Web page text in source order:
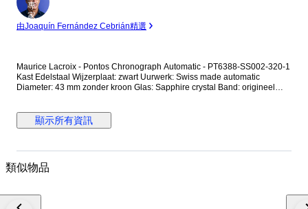
專
家
由Joaquín Fernández Cebrián精選
Maurice Lacroix - Pontos Chronograph Automatic - PT6388-SS002-320-1
Kast Edelstaal Wijzerplaat: zwart Uurwerk: Swiss made automatic
Diameter: 43 mm zonder kroon Glas: Sapphire crystal Band: origineel
verzekerde verzending (DHL-express).
顯示所有資訊
類似物品